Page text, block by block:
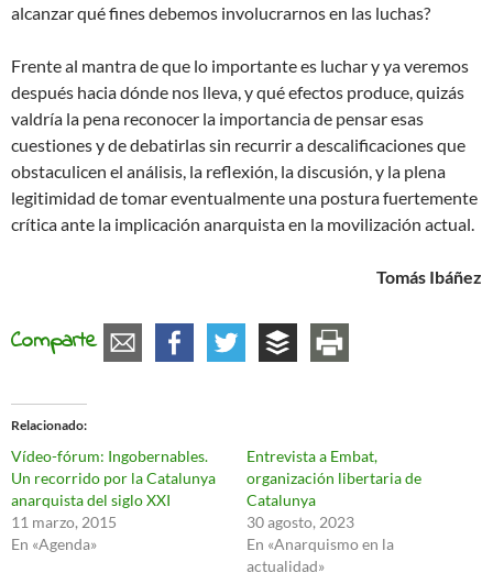
alcanzar qué fines debemos involucrarnos en las luchas?
Frente al mantra de que lo importante es luchar y ya veremos
después hacia dónde nos lleva, y qué efectos produce, quizás
valdría la pena reconocer la importancia de pensar esas
cuestiones y de debatirlas sin recurrir a descalificaciones que
obstaculicen el análisis, la reflexión, la discusión, y la plena
legitimidad de tomar eventualmente una postura fuertemente
crítica ante la implicación anarquista en la movilización actual.
Tomás Ibáñez
Comparte
Relacionado
Vídeo-fórum: Ingobernables.
Un recorrido por la Catalunya
anarquista del siglo XXI
11 marzo, 2015
En «Agenda»
Entrevista a Embat,
organización libertaria de
Catalunya
30 agosto, 2023
En «Anarquismo en la
actualidad»